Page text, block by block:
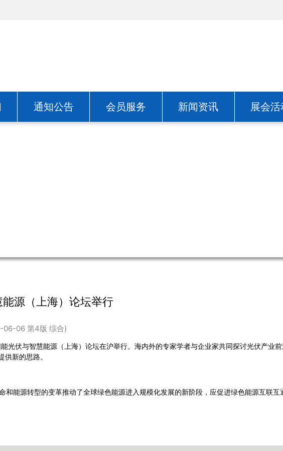
通知公告 会员服务 新闻资讯 展会活
源（上海）论坛举行
06-06 第4版 综合)
能光伏与智慧能源（上海）论坛在沪举行。海内外的专家学者与企业家共同探讨光伏产业
供新的思路。
和能源转型的变革推动了全球绿色能源进入规模化发展的新阶段，应促进绿色能源互联互